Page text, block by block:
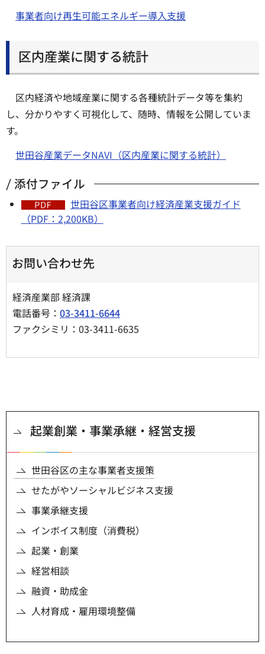
事業者向け再生可能エネルギー導入支援
区内産業に関する統計
区内経済や地域産業に関する各種統計データ等を集約
し、分かりやすく可視化して、随時、情報を公開していま
す。
世田谷産業データNAVI（区内産業に関する統計）
添付ファイル
世田谷区事業者向け経済産業支援ガイド
（PDF：2,200KB）
お問い合わせ先
経済産業部 経済課
電話番号： 03-3411-6644
ファクシミリ：03-3411-6635
起業創業・事業承継・経営支援
世田谷区の主な事業者支援策
せたがやソーシャルビジネス支援
事業承継支援
インボイス制度（消費税）
起業・創業
経営相談
融資・助成金
人材育成・雇用環境整備